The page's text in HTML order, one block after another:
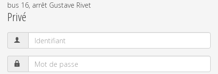
bus 16, arrêt Gustave Rivet
Privé